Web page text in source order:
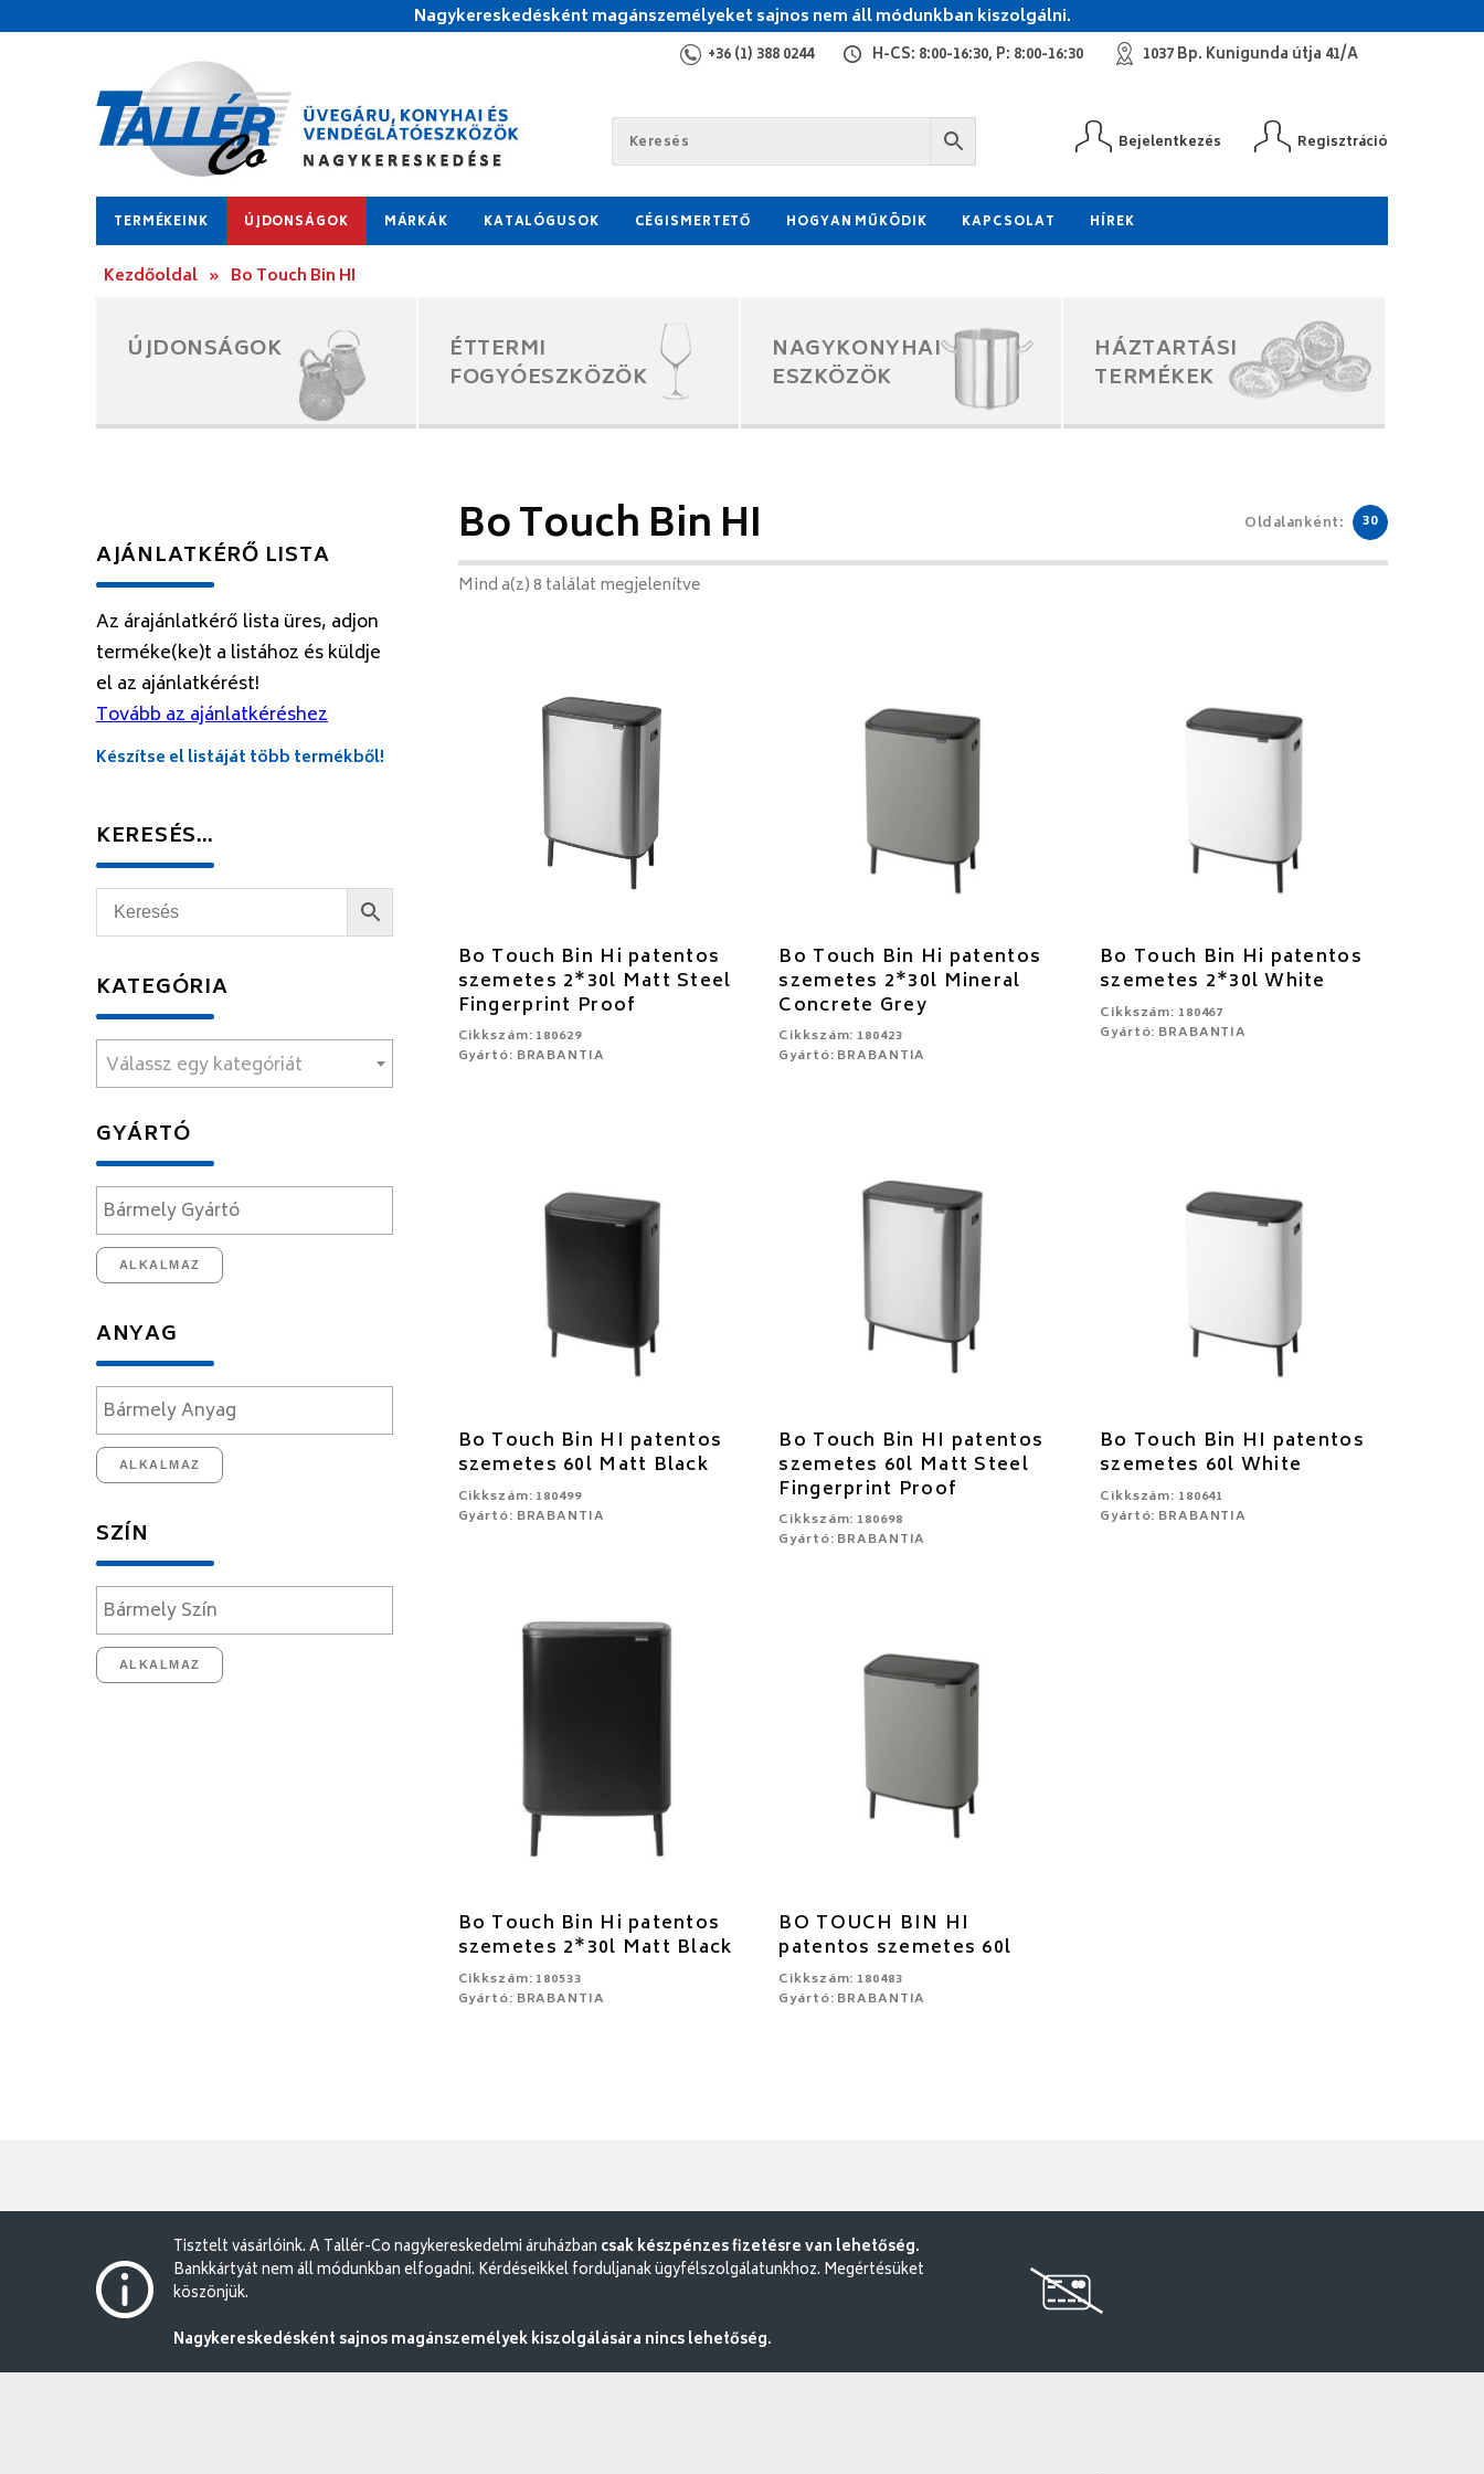
Nagykereskedésként magánszemélyeket sajnos nem áll módunkban kiszolgálni.
+36 (1) 388 0244 H-CS: 8:00-16:30, P: 8:00-16:30 1037 Bp. Kunigunda útja 41/A
Bejelentkezés Regisztráció
TERMÉKEINK ÚJDONSÁGOK MÁRKÁK KATALÓGUSOK CÉGISMERTETŐ HOGYAN MŰKÖDIK KAPCSOLAT HÍREK
Kezdőoldal » Bo Touch Bin HI
ÚJDONSÁGOK
ÉTTERMI
FOGYÓESZKÖZÖK
NAGYKONYHAI
ESZKÖZÖK
HÁZTARTÁSI
TERMÉKEK
AJÁNLATKÉRŐ LISTA
Az árajánlatkérő lista üres, adjon
terméke(ke)t a listához és küldje
el az ajánlatkérést!
Tovább az ajánlatkéréshez
Készítse el listáját több termékből!
KERESÉS…
KATEGÓRIA
Válassz egy kategóriát
GYÁRTÓ
ALKALMAZ
ANYAG
ALKALMAZ
SZÍN
ALKALMAZ
Bo Touch Bin HI Oldalanként: 30
Mind a(z) 8 találat megjelenítve
Bo Touch Bin Hi patentos
szemetes 2*30l Matt Steel
Fingerprint Proof
Cikkszám: 180629
Gyártó: BRABANTIA
Bo Touch Bin Hi patentos
szemetes 2*30l Mineral
Concrete Grey
Cikkszám: 180423
Gyártó: BRABANTIA
Bo Touch Bin Hi patentos
szemetes 2*30l White
Cikkszám: 180467
Gyártó: BRABANTIA
Bo Touch Bin HI patentos
szemetes 60l Matt Black
Cikkszám: 180499
Gyártó: BRABANTIA
Bo Touch Bin HI patentos
szemetes 60l Matt Steel
Fingerprint Proof
Cikkszám: 180698
Gyártó: BRABANTIA
Bo Touch Bin HI patentos
szemetes 60l White
Cikkszám: 180641
Gyártó: BRABANTIA
Bo Touch Bin Hi patentos
szemetes 2*30l Matt Black
Cikkszám: 180533
Gyártó: BRABANTIA
BO TOUCH BIN HI
patentos szemetes 60l
Cikkszám: 180483
Gyártó: BRABANTIA
Tisztelt vásárlóink. A Tallér-Co nagykereskedelmi áruházban csak készpénzes fizetésre van lehetőség.
Bankkártyát nem áll módunkban elfogadni. Kérdéseikkel forduljanak ügyfélszolgálatunkhoz. Megértésüket
köszönjük.
Nagykereskedésként sajnos magánszemélyek kiszolgálására nincs lehetőség.